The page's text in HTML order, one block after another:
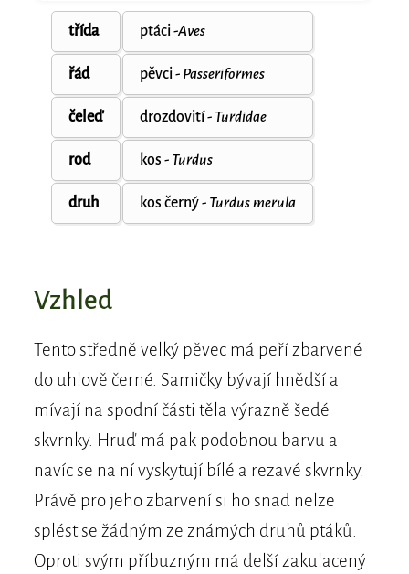
třída ptáci -Aves
řád pěvci - Passeriformes
čeleď drozdovití - Turdidae
rod kos - Turdus
druh kos černý - Turdus merula
Vzhled
Tento středně velký pěvec má peří zbarvené
do uhlově černé. Samičky bývají hnědší a
mívají na spodní části těla výrazně šedé
skvrnky. Hruď má pak podobnou barvu a
navíc se na ní vyskytují bílé a rezavé skvrnky.
Právě pro jeho zbarvení si ho snad nelze
splést se žádným ze známých druhů ptáků.
Oproti svým příbuzným má delší zakulacený